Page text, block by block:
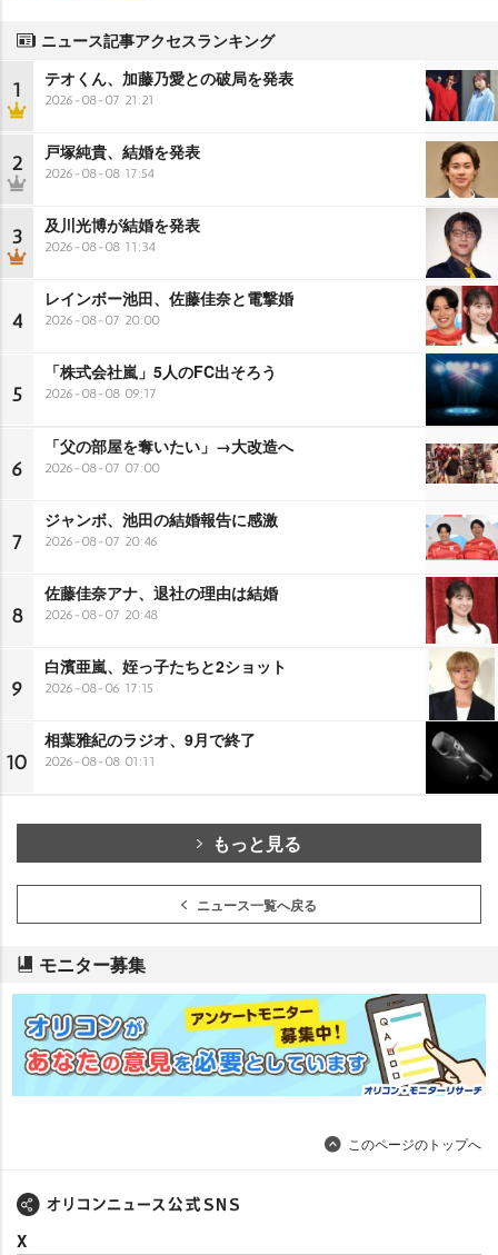
ニュース記事アクセスランキング
1 テオくん、加藤乃愛との破局を発表
2026-08-07 21:21
2 戸塚純貴、結婚を発表
2026-08-08 17:54
3 及川光博が結婚を発表
2026-08-08 11:34
4
レインボー池田、佐藤佳奈と電撃婚
2026-08-07 20:00
5
「株式会社嵐」5人のFC出そろう
2026-08-08 09:17
6
「父の部屋を奪いたい」→大改造へ
2026-08-07 07:00
7
ジャンボ、池田の結婚報告に感激
2026-08-07 20:46
8
佐藤佳奈アナ、退社の理由は結婚
2026-08-07 20:48
9
白濱亜嵐、姪っ子たちと2ショット
2026-08-06 17:15
10
相葉雅紀のラジオ、9月で終了
2026-08-08 01:11
もっと見る
ニュース一覧へ戻る
モニター募集
このページのトップへ
X